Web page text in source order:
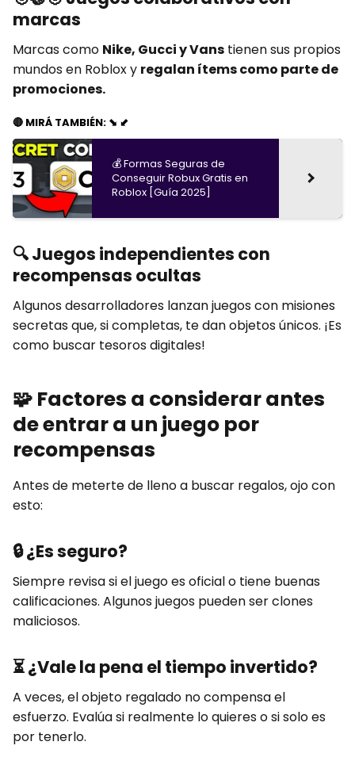
marcas
Marcas como Nike, Gucci y Vans tienen sus propios
mundos en Roblox y regalan ítems como parte de
promociones.
🔴 MIRÁ TAMBIÉN: ⬊ ⬋
💰 Formas Seguras de
Conseguir Robux Gratis en
Roblox [Guía 2025]
🔍Juegos independientes con
recompensas ocultas
Algunos desarrolladores lanzan juegos con misiones
secretas que, si completas, te dan objetos únicos. ¡Es
como buscar tesoros digitales!
🧩 Factores a considerar antes
de entrar a un juego por
recompensas
Antes de meterte de lleno a buscar regalos, ojo con
esto:
🔒¿Es seguro?
Siempre revisa si el juego es oficial o tiene buenas
calificaciones. Algunos juegos pueden ser clones
maliciosos.
⏳¿Vale la pena el tiempo invertido?
A veces, el objeto regalado no compensa el
esfuerzo. Evalúa si realmente lo quieres o si solo es
por tenerlo.